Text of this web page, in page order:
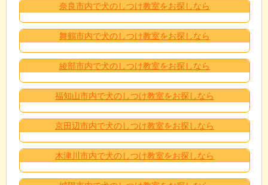
奈良市内で犬のしつけ教室をお探しなら
舞鶴市内で犬のしつけ教室をお探しなら
綾部市内で犬のしつけ教室をお探しなら
福知山市内で犬のしつけ教室をお探しなら
京田辺市内で犬のしつけ教室をお探しなら
木津川市内で犬のしつけ教室をお探しなら